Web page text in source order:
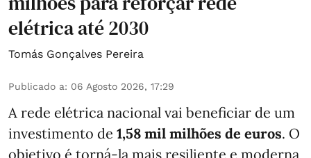
elétrica até 2030
Tomás Gonçalves Pereira
Publicado a: 06 Agosto 2026, 17:29
A rede elétrica nacional vai beneficiar de um
investimento de 1,58 mil milhões de euros. O
objetivo é torná-la mais resiliente e moderna,